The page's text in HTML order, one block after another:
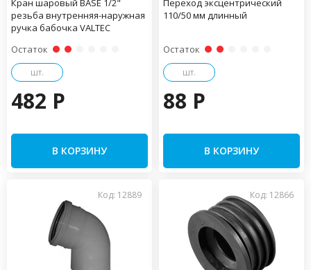
Кран шаровый BASE 1/2"
резьба внутренняя-наружная
ручка бабочка VALTEC
Остаток
шт.
482 P
В КОРЗИНУ
Переход эксцентрический
110/50 мм длинный
Остаток
шт.
88 P
В КОРЗИНУ
Код: 12889 Код: 12866